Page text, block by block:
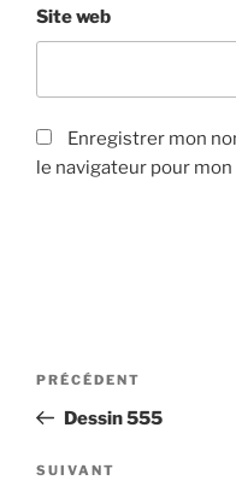
Site web
Enregistrer mon
le navigateur pour
Navigation
l’article
Article
précédent
PRÉCÉDENT
Dessin 555
Article
SUIVANT